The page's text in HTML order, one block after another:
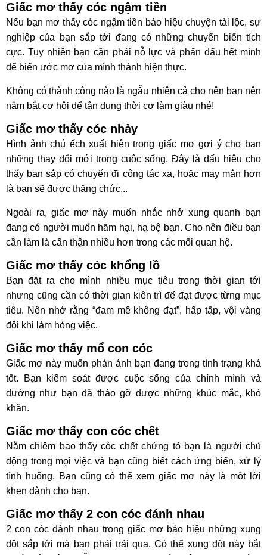
Giấc mơ thấy cóc ngậm tiền
Nếu bạn mơ thấy cóc ngậm tiền báo hiệu chuyện tài lộc, sự
nghiệp của bạn sắp tới đang có những chuyển biến tích
cực. Tuy nhiên bạn cần phải nỗ lực và phấn đấu hết mình
để biến ước mơ của mình thành hiện thực.
Không có thành công nào là ngẫu nhiên cả cho nên bạn nên
nắm bắt cơ hội để tận dụng thời cơ làm giàu nhé!
Giấc mơ thấy cóc nhảy
Hình ảnh chú ếch xuất hiện trong giấc mơ gợi ý cho bạn
những thay đổi mới trong cuộc sống. Đây là dấu hiệu cho
thấy bạn sắp có chuyến đi công tác xa, hoặc may mắn hơn
là bạn sẽ được thăng chức,..
Ngoài ra, giấc mơ này muốn nhắc nhở xung quanh bạn
đang có người muốn hãm hại, hạ bệ bạn. Cho nên điều bạn
cần làm là cẩn thận nhiều hơn trong các mối quan hệ.
Giấc mơ thấy cóc khổng lồ
Bạn đặt ra cho mình nhiều mục tiêu trong thời gian tới
nhưng cũng cần có thời gian kiên trì để đạt được từng mục
tiêu. Nên nhớ rằng “đam mê không đạt”, hấp tấp, vội vàng
đôi khi làm hỏng việc.
Giấc mơ thấy mổ con cóc
Giấc mơ này muốn phản ánh bạn đang trong tình trạng khá
tốt. Bạn kiểm soát được cuộc sống của chính mình và
dường như bạn đã tháo gỡ được những khúc mắc, khó
khăn.
Giấc mơ thấy con cóc chết
Nằm chiêm bao thấy cóc chết chứng tỏ bạn là người chủ
động trong mọi việc và bạn cũng biết cách ứng biến, xử lý
tình huống. Bạn cũng có thể xem giấc mơ này là một lời
khen dành cho bạn.
Giấc mơ thấy 2 con cóc đánh nhau
2 con cóc đánh nhau trong giấc mơ báo hiệu những xung
đột sắp tới mà bạn phải trải qua. Có thể xung đột này bắt